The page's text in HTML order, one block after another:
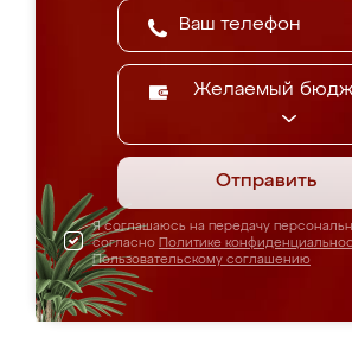
Желаемый
Отправить
Я соглашаюсь на передачу
согласно Политике
Пользовательскому соглашению